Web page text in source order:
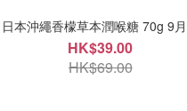
日本沖繩香檬草本潤喉糖 70g 9
HK$39.00
HK$69.00